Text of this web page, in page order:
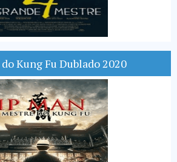
Kung Fu Dublado 2020